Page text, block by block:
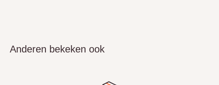
Anderen bekeken ook